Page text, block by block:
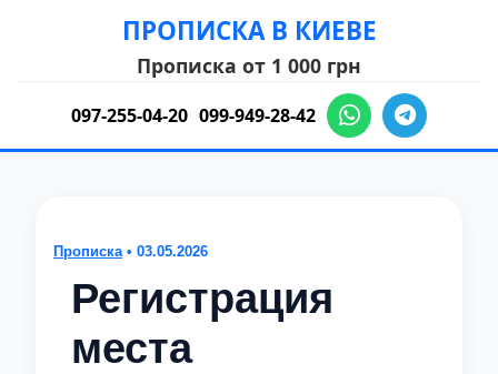
ПРОПИСКА В КИЕВЕ
Прописка от 1 000 грн
097-255-04-20 099-949-28-42
Прописка• 03.05.2026
Регистрация
места